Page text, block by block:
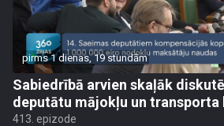
pirms 1 dienas, 19 stundām
Sabiedrībā arvien skaļāk
deputātu mājokļu un transporta
413. epizode